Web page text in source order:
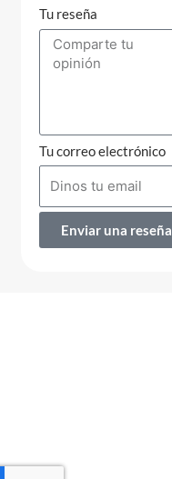
Tu reseña
Tu correo electrónico
Enviar una reseña